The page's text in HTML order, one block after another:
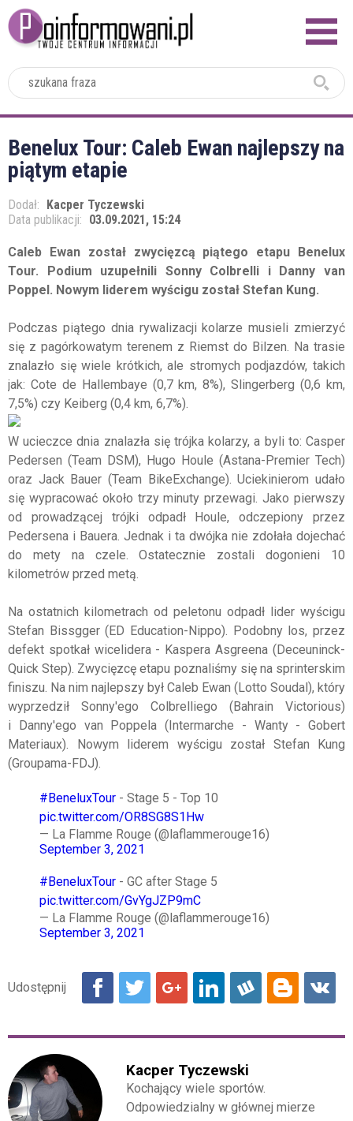
Benelux Tour: Caleb Ewan najlepszy na
piątym etapie
Dodał: Kacper Tyczewski
Data publikacji: 03.09.2021, 15:24
Caleb Ewan został zwycięzcą piątego etapu Benelux
Tour. Podium uzupełnili Sonny Colbrelli i Danny van
Poppel. Nowym liderem wyścigu został Stefan Kung.
Podczas piątego dnia rywalizacji kolarze musieli zmierzyć
się z pagórkowatym terenem z Riemst do Bilzen. Na trasie
znalazło się wiele krótkich, ale stromych podjazdów, takich
jak: Cote de Hallembaye (0,7 km, 8%), Slingerberg (0,6 km,
7,5%) czy Keiberg (0,4 km, 6,7%).
W ucieczce dnia znalazła się trójka kolarzy, a byli to: Casper
Pedersen (Team DSM), Hugo Houle (Astana-Premier Tech)
oraz Jack Bauer (Team BikeExchange). Uciekinierom udało
się wypracować około trzy minuty przewagi. Jako pierwszy
od prowadzącej trójki odpadł Houle, odczepiony przez
Pedersena i Bauera. Jednak i ta dwójka nie zdołała dojechać
do mety na czele. Ostatecznie zostali dogonieni 10
kilometrów przed metą.
Na ostatnich kilometrach od peletonu odpadł lider wyścigu
Stefan Bissgger (ED Education-Nippo). Podobny los, przez
defekt spotkał wicelidera - Kaspera Asgreena (Deceuninck-
Quick Step). Zwycięzcę etapu poznaliśmy się na sprinterskim
finiszu. Na nim najlepszy był Caleb Ewan (Lotto Soudal), który
wyprzedził Sonny'ego Colbrelliego (Bahrain Victorious)
i Danny'ego van Poppela (Intermarche - Wanty - Gobert
Materiaux). Nowym liderem wyścigu został Stefan Kung
(Groupama-FDJ).
#BeneluxTour - Stage 5 - Top 10
pic.twitter.com/OR8SG8S1Hw
— La Flamme Rouge (@laflammerouge16)
September 3, 2021
#BeneluxTour - GC after Stage 5
pic.twitter.com/GvYgJZP9mC
— La Flamme Rouge (@laflammerouge16)
September 3, 2021
Kacper Tyczewski
Kochający wiele sportów.
Odpowiedzialny w głównej mierze